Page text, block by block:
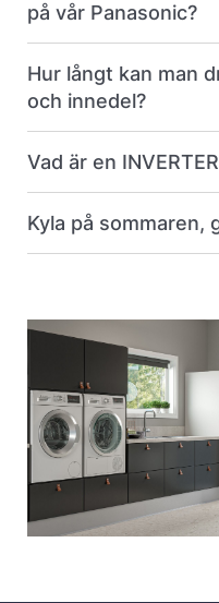
på vår Panasonic?
Hur långt kan man
och innedel?
Vad är en
Kyla på sommaren,